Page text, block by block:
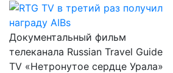
Документальный фильм
телеканала Russian Travel Guide
TV «Нетронутое сердце Урала»